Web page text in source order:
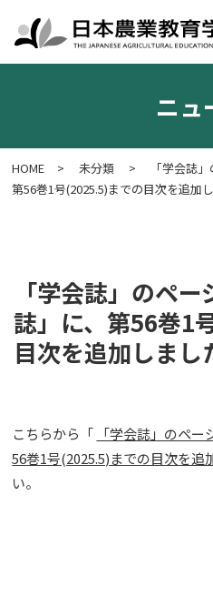
学会案内 入会・各種申請 学
ニュ
HOME > 未分類 >
「学会誌
第56巻1号(2025.5)までの目次を追加
「学会誌」のペ
誌」に、第56巻1
目次を追加しまし
こちらから「
「学会誌」のペ
56巻1号(2025.5)までの目次を追
い。